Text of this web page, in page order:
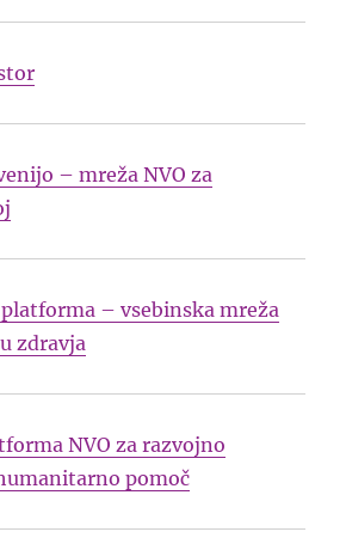
– mreža NVO za
– vsebinska mreža
zdravja
NVO za razvojno
pomoč